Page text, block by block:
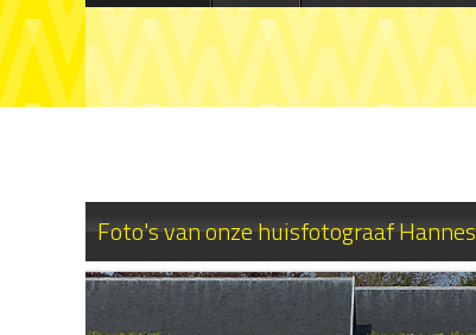
Foto's van onze huisfotograaf Hannes